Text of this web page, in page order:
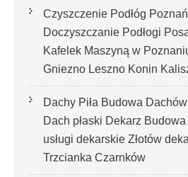
Czyszczenie Podłóg
Doczyszczanie Podłogi
Kafelek Maszyną w
Gniezno Leszno Konin
Dachy Piła Budowa
Dach płaski Dekarz Budowa
usługi dekarskie Złotów
Trzcianka Czarnków